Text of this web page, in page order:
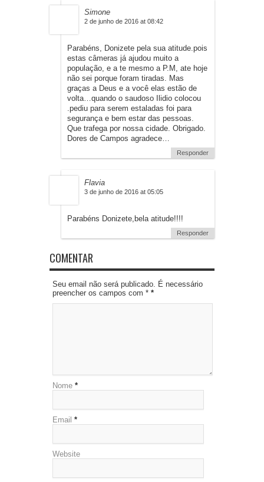
Simone
2 de junho de 2016 at 08:42
Parabéns, Donizete pela sua atitude.pois
estas câmeras já ajudou muito a
população, e a te mesmo a P.M, ate hoje
não sei porque foram tiradas. Mas
graças a Deus e a você elas estão de
volta…quando o saudoso Ilidio colocou
.pediu para serem estaladas foi para
segurança e bem estar das pessoas.
Que trafega por nossa cidade. Obrigado.
Dores de Campos agradece…
Responder
Flavia
3 de junho de 2016 at 05:05
Parabéns Donizete,bela atitude!!!!
Responder
COMENTAR
Seu email não será publicado. É necessário
preencher os campos com * *
Nome *
Email *
Website